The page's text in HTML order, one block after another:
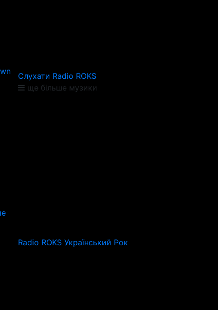
Слухати Radio ROKS
ще більше музики
Radio ROKS Український Рок